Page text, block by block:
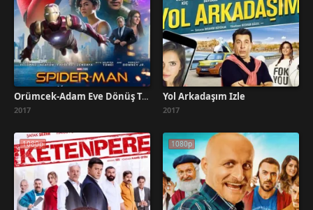
Örümcek-Adam Eve Dönüş Türkçe Dublaj İzle
2017
Yol Arkadaşım İzle
2017
1080p 1080p